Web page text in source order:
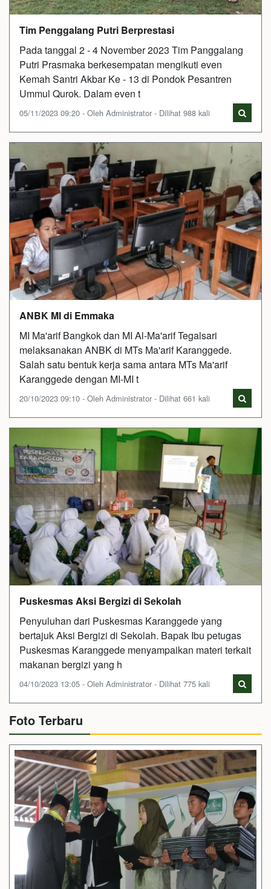
Tim Penggalang Putri Berprestasi
Pada tanggal 2 - 4 November 2023 Tim Panggalang
Putri Prasmaka berkesempatan mengikuti even
Kemah Santri Akbar Ke - 13 di Pondok Pesantren
Ummul Qurok. Dalam even t
05/11/2023 09:20 - Oleh Administrator - Dilihat 988 kali
ANBK MI di Emmaka
MI Ma'arif Bangkok dan MI Al-Ma'arif Tegalsari
melaksanakan ANBK di MTs Ma'arif Karanggede.
Salah satu bentuk kerja sama antara MTs Ma'arif
Karanggede dengan MI-MI t
20/10/2023 09:10 - Oleh Administrator - Dilihat 661 kali
Puskesmas Aksi Bergizi di Sekolah
Penyuluhan dari Puskesmas Karanggede yang
bertajuk Aksi Bergizi di Sekolah. Bapak Ibu petugas
Puskesmas Karanggede menyampaikan materi terkait
makanan bergizi yang h
04/10/2023 13:05 - Oleh Administrator - Dilihat 775 kali
Foto Terbaru